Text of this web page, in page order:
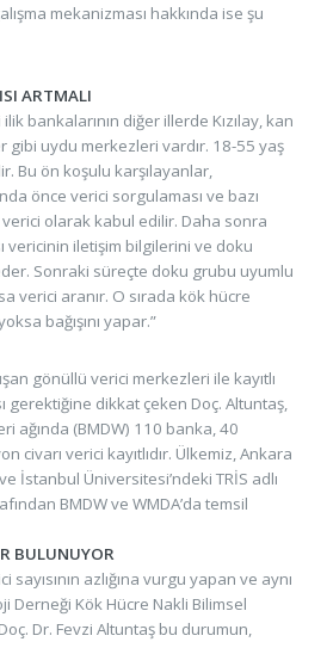
mekanizması hakkında ise şu
ARTMALI
bankalarının diğer illerde Kızılay, kan
uydu merkezleri vardır. 18-55 yaş
Bu ön koşulu karşılayanlar,
önce verici sorgulaması ve bazı
verici olarak kabul edilir. Daha sonra
vericinin iletişim bilgilerini ve doku
Sonraki süreçte doku grubu uyumlu
verici aranır. O sırada kök hücre
bağışını yapar.”
gönüllü verici merkezleri ile kayıtlı
gerektiğine dikkat çeken Doç. Altuntaş,
ağında (BMDW) 110 banka, 40
civarı verici kayıtlıdır. Ülkemiz, Ankara
İstanbul Üniversitesi’ndeki TRİS adlı
BMDW ve WMDA’da temsil
BULUNUYOR
azlığına vurgu yapan ve aynı
Derneği Kök Hücre Nakli Bilimsel
Dr. Fevzi Altuntaş bu durumun,